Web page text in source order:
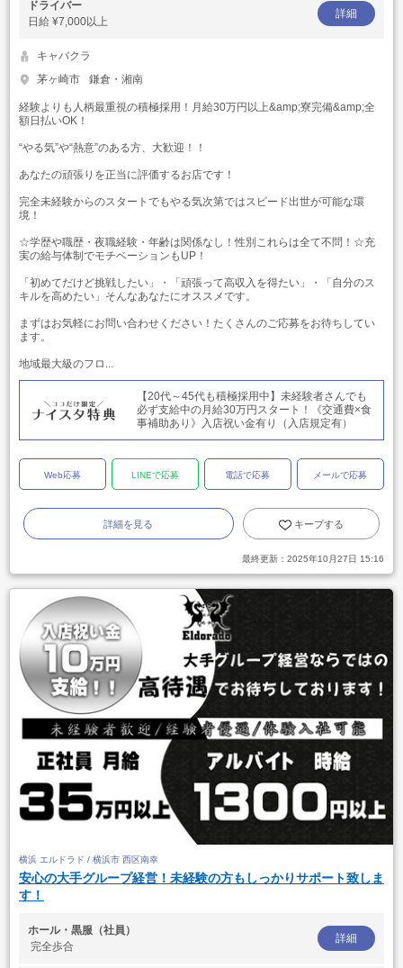
ドライバー
日給 ¥7,000以上
詳細
キャバクラ
茅ヶ崎市
鎌倉・湘南
経験よりも人柄最重視の積極採用！月給30万円以上&amp;寮完備&amp;全
額日払いOK！
“やる気”や“熱意”のある方、大歓迎！！
あなたの頑張りを正当に評価するお店です！
完全未経験からのスタートでもやる気次第ではスピード出世が可能な環
境！
☆学歴や職歴・夜職経験・年齢は関係なし！性別これらは全て不問！☆充
実の給与体制でモチベーションもUP！
「初めてだけど挑戦したい」・「頑張って高収入を得たい」・「自分のス
キルを高めたい」そんなあなたにオススメです。
まずはお気軽にお問い合わせください！たくさんのご応募をお待ちしてい
ます。
地域最大級のフロ...
【20代～45代も積極採用中】未経験者さんでも
必ず支給中の月給30万円スタート！《交通費×食
事補助あり》入店祝い金有り（入店規定有）
Web応募 LINEで応募 電話で応募 メールで応募
詳細を見る キープする
最終更新： 2025年10月27日 15:16
横浜 エルドラド / 横浜市 西区南幸
安心の大手グループ経営！未経験の方もしっかりサポート致しま
す！
ホール・黒服（社員）
完全歩合
詳細